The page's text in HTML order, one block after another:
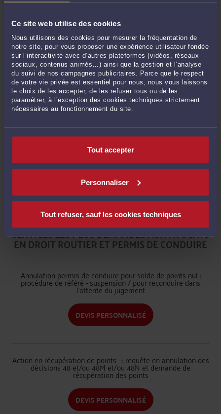
Ce site web utilise des cookies
Nous utilisons des cookies pour mesurer la fréquentation de
notre site, pour vous proposer une expérience utilisateur fondée
sur l’interactivité avec d’autres plateformes (vidéos, réseaux
sociaux, contenus animés…) ainsi que la gestion et l’analyse
du suivi de nos campagnes publicitaires. Parce que le respect
de votre vie privée est essentiel pour nous, nous vous laissons
le choix de les accepter, de les refuser tous ou de les
paramétrer, à l’exception des cookies techniques strictement
nécessaires au fonctionnement du site.
Tout accepter
Personnaliser
Tout refuser, sauf les cookies techniques
Délit de fuite, conduite sans permis, refus d'obtempérer :
correctionnel
Excès de vitesse de moins de 50 Kmh, stop, feux-rouges :
contestation du PV -Procès verbal- et convocation devant le juge
de proximité
Grand excès de vitesse de plus de 50 kmh : convocation devant le
tribunal de police
annulation devant le Tribunal administratif
Suspension permis de conduire : procédure de référé-suspension
pour reconduire dans l'attente du jugement
Suspension permis de conduire : recours en annulation devant le
SERVICES LES PLUS DEMANDÉS AUX AVOCATS
EN DROIT ROUTIER ET PERMIS DE CONDUIRE
Annulation permis de conduire pour solde de points nul :
procédure de référé - suspension / pour reconduire dans
l'attente du jugement
DEVIS PERSONNALISÉ
Action en récupération de points - : requête en annulation des
décisions 48 et/ou 48M et/ou 48N et demande de
récupération des points
DEVIS PERSONNALISÉ